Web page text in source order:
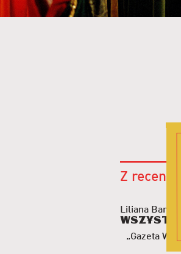
Z
Liliana
„Gazeta